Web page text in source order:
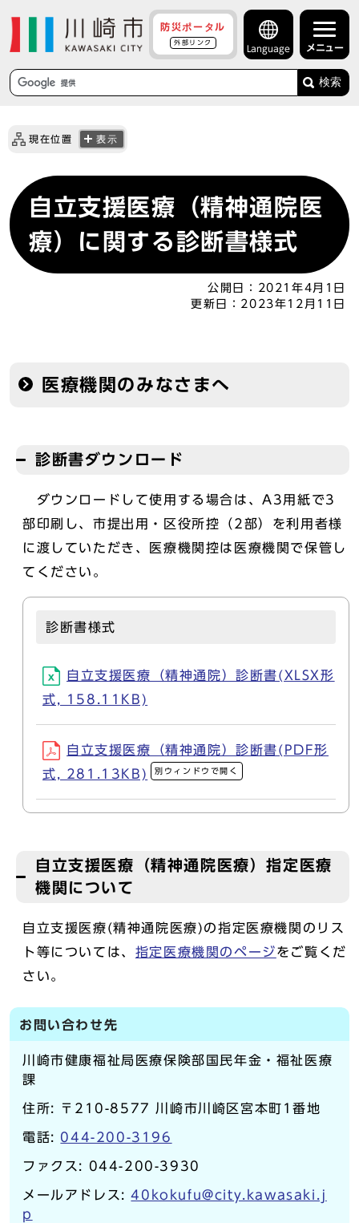
防災ポータル
外部リンク
Language メニュー
検索
現在位置 表示
自立支援医療（精神通院医
療）に関する診断書様式
公開日：
2021年4月1日
更新日： 2023年12月11日
医療機関のみなさまへ
診断書ダウンロード
ダウンロードして使用する場合は、A3用紙で3
部印刷し、市提出用・区役所控（2部）を利用者様
に渡していただき、医療機関控は医療機関で保管し
てください。
診断書様式
自立支援医療（精神通院）診断書(XLSX形
式, 158.11KB)
自立支援医療（精神通院）診断書(PDF形
式, 281.13KB)
別ウィンドウで開く
自立支援医療（精神通院医療）指定医療
機関について
自立支援医療(精神通院医療)の指定医療機関のリス
ト等については、 指定医療機関のページをご覧くだ
さい。
お問い合わせ先
川崎市健康福祉局医療保険部国民年金・福祉医療
課
住所: 〒210-8577 川崎市川崎区宮本町1番地
電話: 044-200-3196
ファクス: 044-200-3930
メールアドレス:40kokufu@city.kawasaki.j
p